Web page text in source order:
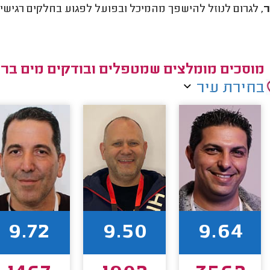
, לגרום לנוזל להישפך מהמיכל ובפועל לפגוע בחלקים
מוסכים מומלצים שמטפלים ובודקים מים
בחירת עיר
9.64
9.50
9.72